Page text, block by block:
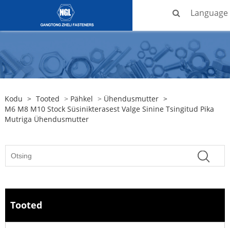
Language
Kodu > Tooted > Pähkel > Ühendusmutter >
M6 M8 M10 Stock Süsinikterasest Valge Sinine Tsingitud Pika
Mutriga Ühendusmutter
Tooted